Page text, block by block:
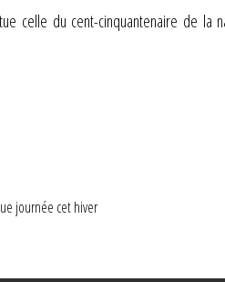
celle du cent-cinquantenaire de la
journée cet hiver